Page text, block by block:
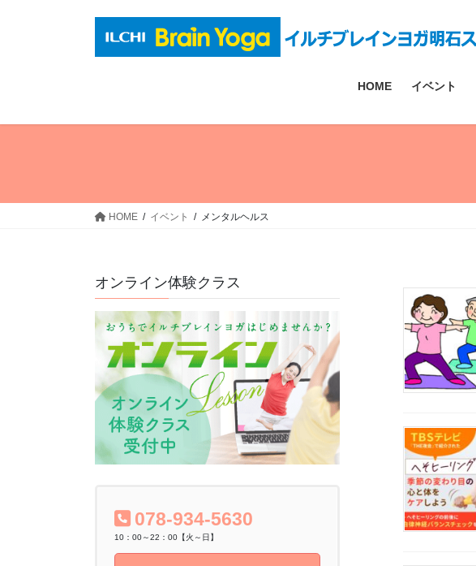
ス
ン
HOME イベント
HOME イベント メンタルヘルス
オンライン体験クラス
078-934-5630
10：00～22：00【火～日】